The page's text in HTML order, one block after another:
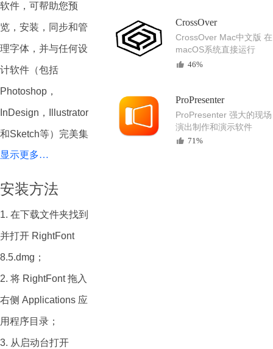
软件，可帮助您预
览，安装，同步和管
理字体，并与任何设
计软件（包括
Photoshop，
InDesign，Illustrator
和Sketch等）完美集
成。RightFont
到合适的字体，从而
提高工作效率。
RightFont 8 是适用
于 macOS 的终极字
体管理器应用程序，
提供无缝的字体管理
体验。RightFont 结
显示更多…
安装方法
1. 在下载文件夹找到
并打开 RightFont
8.5.dmg；
2. 将 RightFont 拖入
右侧 Applications 应
用程序目录；
3. 从启动台打开
CrossOver
CrossOver Mac中文版 在
macOS系统直接运行
Windows程序
46%
ProPresenter
ProPresenter 强大的现场
演出制作和演示软件
71%